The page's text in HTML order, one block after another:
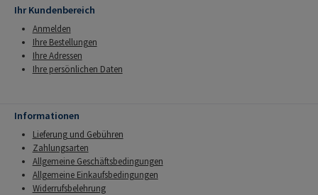
Ihr Kundenbereich
Anmelden
Ihre Bestellungen
Ihre Adressen
Ihre persönlichen Daten
Informationen
Lieferung und Gebühren
Zahlungsarten
Allgemeine Geschäftsbedingungen
Allgemeine Einkaufsbedingungen
Widerrufsbelehrung